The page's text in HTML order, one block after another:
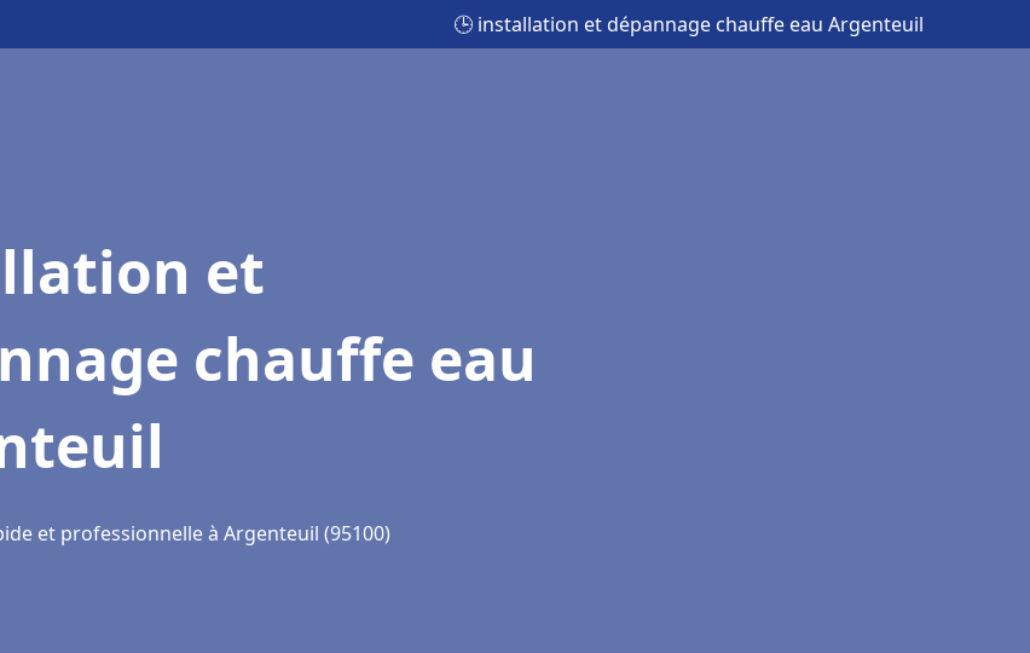
🕒 installation et dépannage chauffe eau Argenteuil
et
chauffe eau
et professionnelle à Argenteuil (95100)